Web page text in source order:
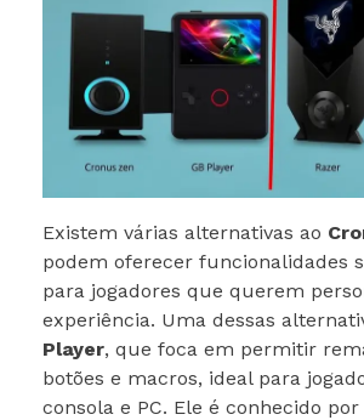
Existem várias alternativas ao
podem oferecer funcionalidades
para jogadores que querem
experiência. Uma dessas
Player, que foca em permitir
botões e macros, ideal para
consola e PC. Ele é conhecido